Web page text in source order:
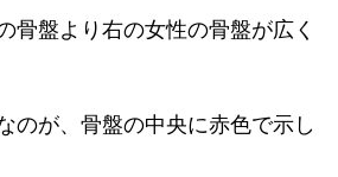
骨盤より右の女性の骨盤が広く
のが、骨盤の中央に赤色で示し